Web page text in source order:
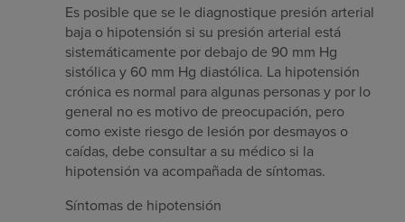
Es posible que se le diagnostique presión arterial
baja o hipotensión si su presión arterial está
sistemáticamente por debajo de 90 mm Hg
sistólica y 60 mm Hg diastólica. La hipotensión
crónica es normal para algunas personas y por lo
general no es motivo de preocupación, pero
como existe riesgo de lesión por desmayos o
caídas, debe consultar a su médico si la
hipotensión va acompañada de síntomas.
Síntomas de hipotensión